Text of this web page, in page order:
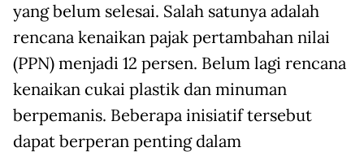
yang belum selesai. Salah satunya adalah
rencana kenaikan pajak pertambahan nilai
(PPN) menjadi 12 persen. Belum lagi rencana
kenaikan cukai plastik dan minuman
berpemanis. Beberapa inisiatif tersebut
dapat berperan penting dalam